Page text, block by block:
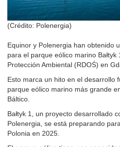
(Crédito: Polenergia)
Equinor y Polenergia han obtenido
para el parque eólico marino
Protección Ambiental (RDOŚ) en
Esto marca un hito en el desarrollo
parque eólico marino más grande
Báltico.
Bałtyk 1, un proyecto desarrollado
Polenergia, se está preparando
Polonia en 2025.